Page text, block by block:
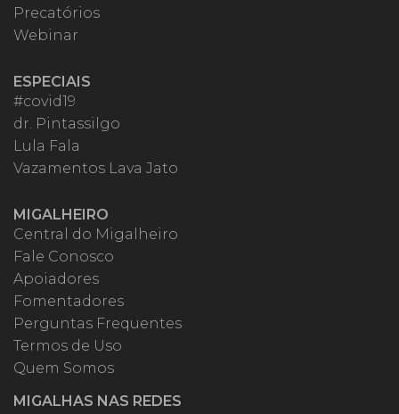
Precatórios
Webinar
ESPECIAIS
#covid19
dr. Pintassilgo
Lula Fala
Vazamentos Lava Jato
MIGALHEIRO
Central do Migalheiro
Fale Conosco
Apoiadores
Fomentadores
Perguntas Frequentes
Termos de Uso
Quem Somos
MIGALHAS NAS REDES